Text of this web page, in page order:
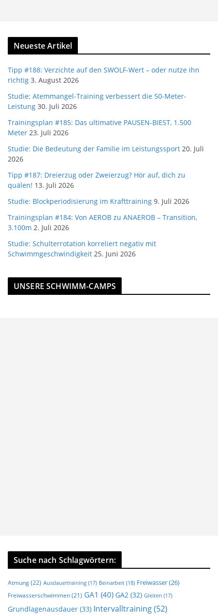
Neueste Artikel
Tipp #188: Verzichte auf den SWOLF-Wert – oder nutze ihn
richtig 3. August 2026
Studie: Atemmangel-Training verbessert die 50-Meter-
Leistung 30. Juli 2026
Trainingsplan #185: Das ultimative PAUSEN-BIEST, 1.500
Meter 23. Juli 2026
Studie: Die Bedeutung der Familie im Leistungssport 20. Juli
2026
Tipp #187: Dreierzug oder Zweierzug? Hör auf, dich zu
quälen! 13. Juli 2026
Studie: Blockperiodisierung im Krafttraining 9. Juli 2026
Trainingsplan #184: Von AEROB zu ANAEROB – Transition,
3.100m 2. Juli 2026
Studie: Schulterrotation korreliert negativ mit
Schwimmgeschwindigkeit 25. Juni 2026
UNSERE SCHWIMM-CAMPS
Suche nach Schlagwörtern:
Atmung(22) Ausdauertraining (17) Beinarbeit (18) Freiwasser(26)
Freiwasserschwimmen (21) GA1 (40) GA2 (32) Gleiten (17)
Grundlagenausdauer (33) Intervalltraining(52)